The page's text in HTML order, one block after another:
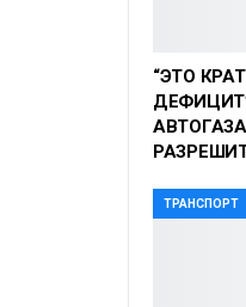
“ЭТО
ТРАНСПОРТ